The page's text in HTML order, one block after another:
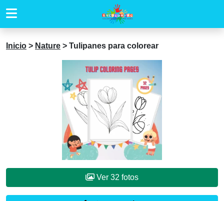
Inicio > Nature > Tulipanes para colorear
Ver 32 fotos